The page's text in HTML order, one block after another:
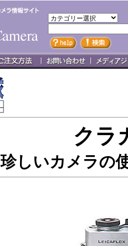
クラ
珍しいカメラの